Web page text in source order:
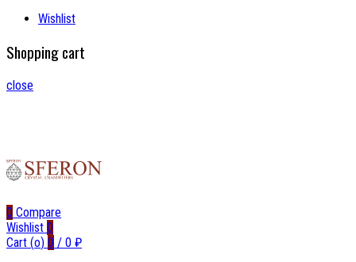
Wishlist
Shopping cart
close
0 Compare
Wishlist 0
Cart (o) 0 / 0 ₽